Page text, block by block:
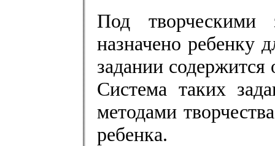
Под
назначено ребенку
задании содержится
Система таких
методами
ребенка.